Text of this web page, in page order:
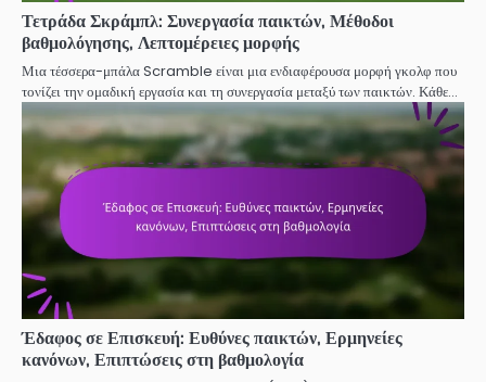
Τετράδα Σκράμπλ: Συνεργασία παικτών, Μέθοδοι
βαθμολόγησης, Λεπτομέρειες μορφής
Μια τέσσερα-μπάλα Scramble είναι μια ενδιαφέρουσα μορφή γκολφ που
τονίζει την ομαδική εργασία και τη συνεργασία μεταξύ των παικτών. Κάθε…
Έδαφος σε Επισκευή: Ευθύνες παικτών, Ερμηνείες
κανόνων, Επιπτώσεις στη βαθμολογία